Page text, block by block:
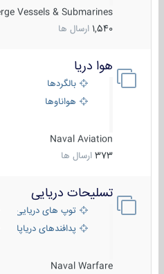
Vessels & Submarines
1,540 ارسال ها
هوا دریا
بالگردها
هواناوها
Naval Aviation
373 ارسال ها
تسلیحات دریایی
توپ های دریایی
پدافندهای دریاپایه
Naval Warfare